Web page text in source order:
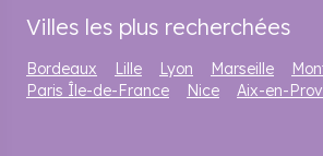
Villes les plus recherchées
Bordeaux Lille Lyon Marseille
Paris Île-de-France
Nice Aix-en-